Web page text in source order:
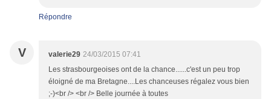
Répondre
V valerie29 24/03/2015 07:41
Les strasbourgeoises ont de la chance......c'est un peu trop
éloigné de ma Bretagne....Les chanceuses régalez vous bien
;-)<br /> <br /> Belle journée à toutes